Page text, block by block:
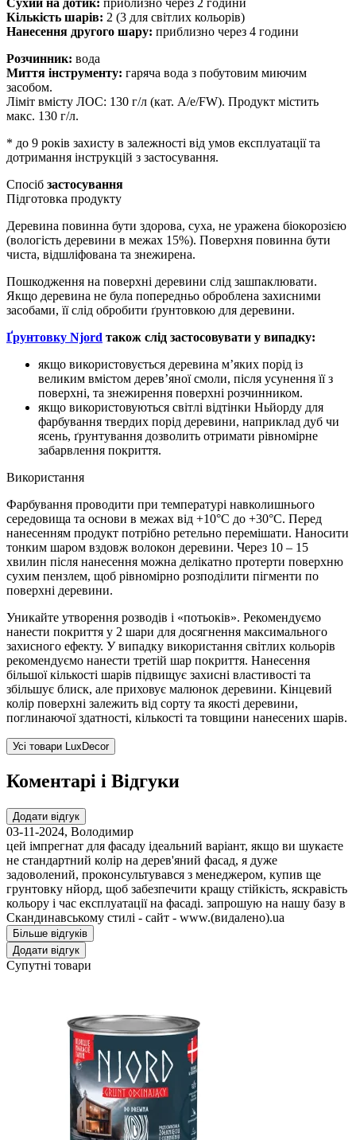
Кількість шарів: 2 (3 для світлих кольорів)
Нанесення другого шару: приблизно через 4 години
Розчинник: вода
Миття інструменту: гаряча вода з побутовим миючим
засобом.
Ліміт вмісту ЛОС: 130 г/л (кат. A/e/FW). Продукт містить
макс. 130 г/л.
* до 9 років захисту в залежності від умов експлуатації та
дотримання інструкцій з застосування.
Спосіб застосування
Підготовка продукту
Деревина повинна бути здорова, суха, не уражена біокорозією
(вологість деревини в межах 15%). Поверхня повинна бути
чиста, відшліфована та знежирена.
Пошкодження на поверхні деревини слід зашпаклювати.
Якщо деревина не була попередньо оброблена захисними
засобами, її слід обробити ґрунтовкою для деревини.
Ґрунтовку Njord також слід застосовувати у випадку:
якщо використовується деревина м’яких порід із
великим вмістом дерев’яної смоли, після усунення її з
поверхні, та знежирення поверхні розчинником.
якщо використовуються світлі відтінки Ньйорду для
фарбування твердих порід деревини, наприклад дуб чи
ясень, ґрунтування дозволить отримати рівномірне
забарвлення покриття.
Використання
Фарбування проводити при температурі навколишнього
середовища та основи в межах від +10°С до +30°С. Перед
нанесенням продукт потрібно ретельно перемішати. Наносити
тонким шаром вздовж волокон деревини. Через 10 – 15
хвилин після нанесення можна делікатно протерти поверхню
сухим пензлем, щоб рівномірно розподілити пігменти по
поверхні деревини.
Уникайте утворення розводів і «потьоків». Рекомендуємо
нанести покриття у 2 шари для досягнення максимального
захисного ефекту. У випадку використання світлих кольорів
рекомендуємо нанести третій шар покриття. Нанесення
більшої кількості шарів підвищує захисні властивості та
збільшує блиск, але приховує малюнок деревини. Кінцевий
колір поверхні залежить від сорту та якості деревини,
поглинаючої здатності, кількості та товщини нанесених шарів.
Усі товари LuxDecor
Коментарі і Відгуки
Додати відгук
03-11-2024, Володимир
цей імпрегнат для фасаду ідеальний варіант, якщо ви шукаєте
не стандартний колір на дерев'яний фасад, я дуже
задоволений, проконсультувався з менеджером, купив ще
грунтовку нйорд, щоб забезпечити кращу стійкість, яскравість
кольору і час експлуатації на фасаді. запрошую на нашу базу в
Скандинавському стилі - сайт - www.(видалено).ua
Більше відгуків
Додати відгук
Супутні товари